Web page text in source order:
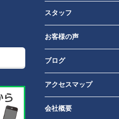
スタッフ
お客様の声
ブログ
アクセスマップ
会社概要